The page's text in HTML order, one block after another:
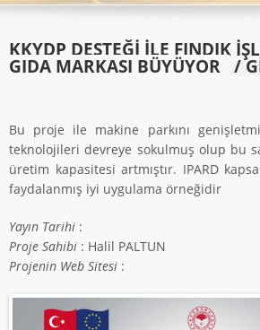
KKYDP DESTEĞİ İLE FINDIK
GIDA MARKASI BÜYÜYOR /
Bu proje ile makine parkını
teknolojileri devreye sokulmuş olup bu
üretim kapasitesi artmıştır. IPARD
faydalanmış iyi uygulama örneğidir
Yayın Tarihi :
Proje Sahibi : Halil PALTUN
Projenin Web Sitesi :